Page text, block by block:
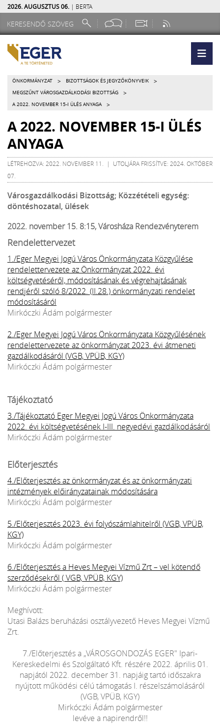
2026. AUGUSZTUS 06. | BERTA
ÖNKORMÁNYZAT > BIZOTTSÁGOK ÉS JEGYZŐKÖNYVEIK >
MEGSZŰNT VÁROSGAZDÁLKODÁSI BIZOTTSÁG >
A 2022. NOVEMBER 15-I ÜLÉS ANYAGA >
A 2022. NOVEMBER 15-I ÜLÉS
ANYAGA
LÉTREHOZVA: 2022. NOVEMBER 11. | UTOLJÁRA FRISSÍTVE: 2024. OKTÓBER
07.
Városgazdálkodási Bizottság; Közzétételi egység:
döntéshozatal, ülések
2022. november 15. 8:15, Városháza Rendezvényterem
Rendelettervezet
1./Eger Megyei Jogú Város Önkormányzata Közgyűlése
rendelettervezete az Önkormányzat 2022. évi
költségvetéséről, módosításának és végrehajtásának
rendjéről szóló 8/2022. (II.28.) önkormányzati rendelet
módosításáról
Mirkóczki Ádám polgármester
2./Eger Megyei Jogú Város Önkormányzata Közgyűlésének
rendelettervezete az önkormányzat 2023. évi átmeneti
gazdálkodásáról (VGB, VPÜB, KGY)
Mirkóczki Ádám polgármester
Tájékoztató
3./Tájékoztató Eger Megyei Jogú Város Önkormányzata
2022. évi költségvetésének I-III. negyedévi gazdálkodásáról
Mirkóczki Ádám polgármester
Előterjesztés
4./Előterjesztés az önkormányzat és az önkormányzati
intézmények előirányzatainak módosítására
Mirkóczki Ádám polgármester
5./Előterjesztés 2023. évi folyószámlahitelről (VGB, VPÜB,
KGY)
Mirkóczki Ádám polgármester
6./Előterjesztés a Heves Megyei Vízmű Zrt – vel kötendő
szerződésekről ( VGB, VPÜB, KGY)
Mirkóczki Ádám polgármester
Meghívott:
Utasi Balázs beruházási osztályvezető Heves Megyei Vízmű
Zrt.
7./Előterjesztés a „VÁROSGONDOZÁS EGER" Ipari-
Kereskedelmi és Szolgáltató Kft. részére 2022. április 01.
napjától 2022. december 31. napjáig tartó időszakra
nyújtott működési célú támogatás I. részelszámolásáról
(VGB, VPÜB, KGY)
Mirkóczki Ádám polgármester
levéve a napirendről!!